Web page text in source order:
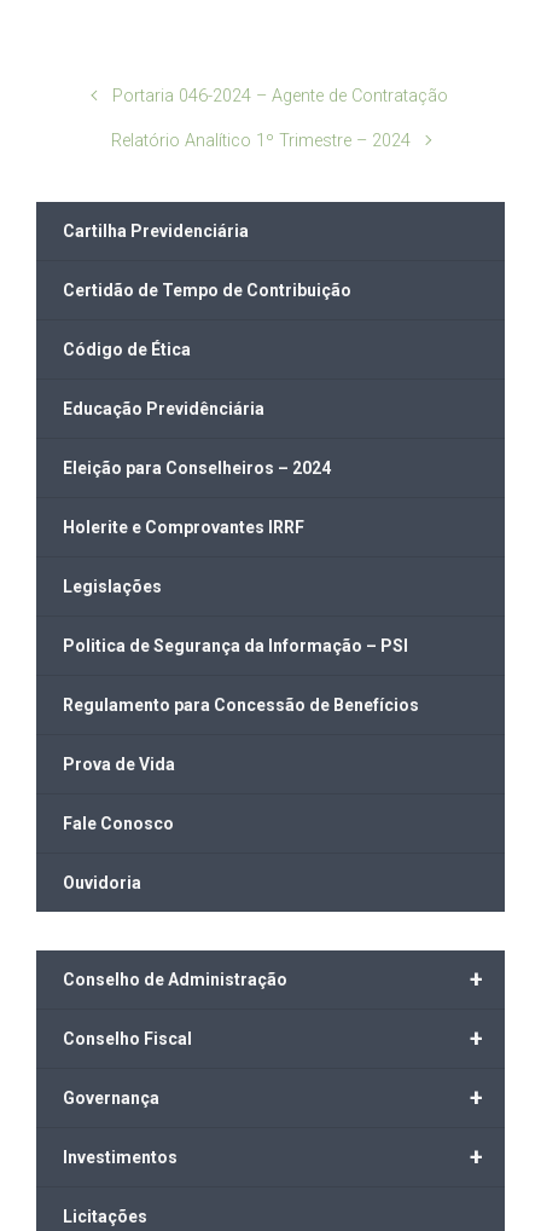
Portaria 046-2024 – Agente de Contratação
Relatório Analítico 1º Trimestre – 2024
Cartilha Previdenciária
Certidão de Tempo de Contribuição
Código de Ética
Educação Previdênciária
Eleição para Conselheiros – 2024
Holerite e Comprovantes IRRF
Legislações
Politica de Segurança da Informação – PSI
Regulamento para Concessão de Benefícios
Prova de Vida
Fale Conosco
Ouvidoria
+
Conselho de Administração
+
Conselho Fiscal
+
Governança
+
Investimentos
Licitações